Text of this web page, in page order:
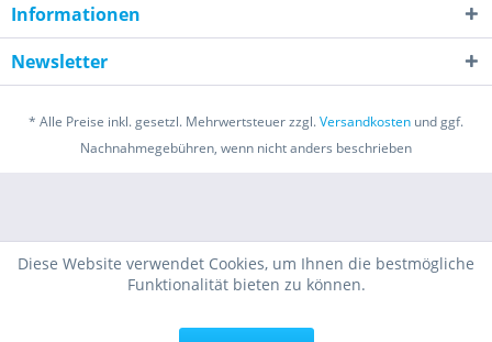
Informationen
Newsletter
* Alle Preise inkl. gesetzl. Mehrwertsteuer zzgl.Versandkosten und ggf.
Nachnahmegebühren, wenn nicht anders beschrieben
Diese Website verwendet Cookies, um Ihnen die bestmögliche
Funktionalität bieten zu können.